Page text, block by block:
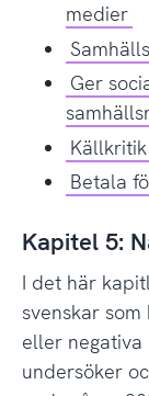
medier
Ger
Betala
Kapitel 5:
I det här
svenskar
eller
undersöker